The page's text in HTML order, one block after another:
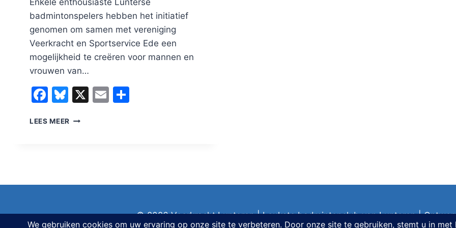
Enkele enthousiaste Lunterse
badmintonspelers hebben het initiatief
genomen om samen met vereniging
Veerkracht en Sportservice Ede een
mogelijkheid te creëren voor mannen en
vrouwen van…
Facebook
Bluesky
X Email
LEES MEER BADMINTON
SUCCES!
© 2026 Veerkracht Lunteren | Leukste badmintonclub van Lunteren |